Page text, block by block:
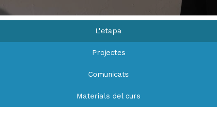
L'etapa
Projectes
Comunicats
Materials del curs